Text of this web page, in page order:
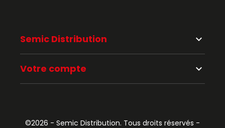
Semic Distribution keyboard_arrow_down
Votre compte keyboard_arrow_down
©2026 - Semic Distribution. Tous droits réservés -